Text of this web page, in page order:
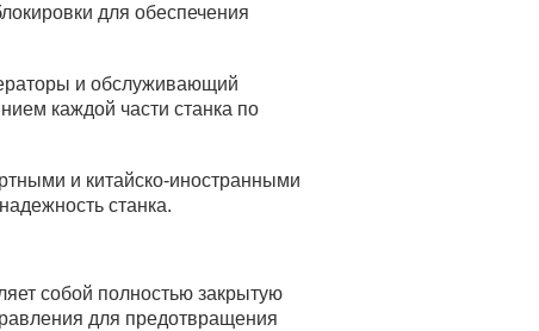
для обеспечения
и обслуживающий
каждой части станка по
и китайско-иностранными
станка.
собой полностью закрытую
для предотвращения